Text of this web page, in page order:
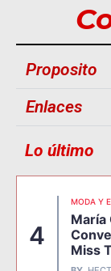
Proposito
Enlaces
Lo último
4
MODA Y
María
Miss